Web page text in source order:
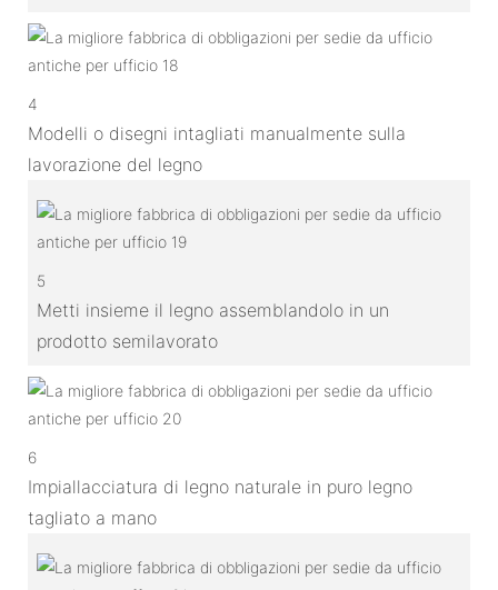
4
Modelli o disegni intagliati manualmente sulla
lavorazione del legno
5
Metti insieme il legno assemblandolo in un
prodotto semilavorato
6
Impiallacciatura di legno naturale in puro legno
tagliato a mano